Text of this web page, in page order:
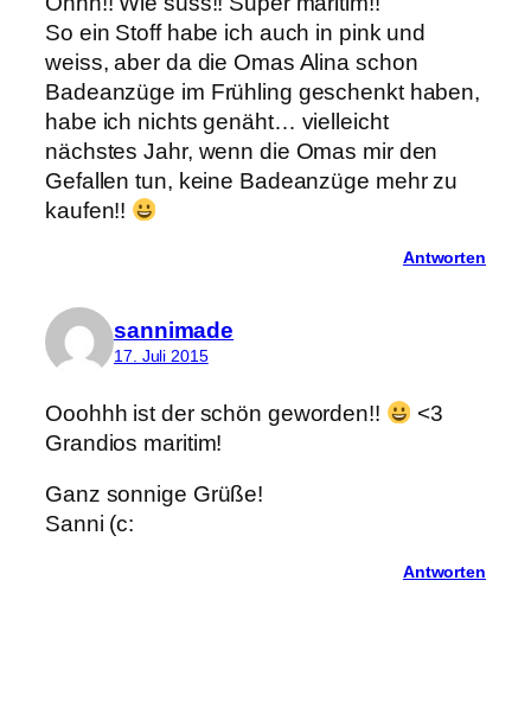
So ein Stoff habe ich auch in pink und
weiss, aber da die Omas Alina schon
Badeanzüge im Frühling geschenkt haben,
habe ich nichts genäht… vielleicht
nächstes Jahr, wenn die Omas mir den
Gefallen tun, keine Badeanzüge mehr zu
kaufen!!
Antworten
sannimade
17. Juli 2015
Ooohhh ist der schön geworden!!
<3
Grandios maritim!
Ganz sonnige Grüße!
Sanni (c:
Antworten